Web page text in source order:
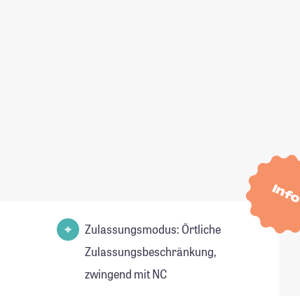
Info
Zulassungsmodus: Örtliche
Zulassungsbeschränkung,
zwingend mit NC